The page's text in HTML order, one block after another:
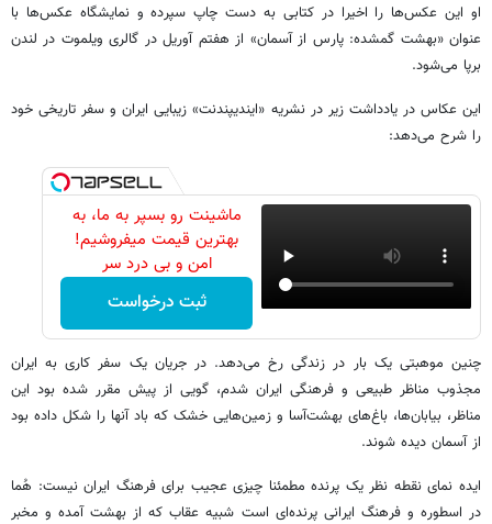
او این عکس‌ها را اخیرا در کتابی به دست چاپ سپرده و نمایشگاه عکس‌ها با
عنوان «بهشت گمشده: پارس از آسمان» از هفتم آوریل در گالری ویلموت در لندن
برپا می‌شود.
این عکاس در یادداشت زیر در نشریه «ایندیپندنت» زیبایی ایران و سفر تاریخی خود
را شرح می‌دهد:
ماشینت رو بسپر به ما، به
بهترین قیمت میفروشیم!
امن و بی درد سر
ثبت درخواست
چنین موهبتی یک بار در زندگی رخ می‌دهد. در جریان یک سفر کاری به ایران
مجذوب مناظر طبیعی و فرهنگی ایران شدم، گویی از پیش مقرر شده بود این
مناظر، بیابان‌ها، باغ‌های بهشت‌آسا و زمین‌هایی خشک که باد آنها را شکل داده بود
از آسمان دیده شوند.
ایده نمای نقطه نظر یک پرنده مطمئنا چیزی عجیب برای فرهنگ ایران نیست: هُما
در اسطوره و فرهنگ ایرانی پرنده‌ای است شبیه عقاب که از بهشت آمده و مخبر